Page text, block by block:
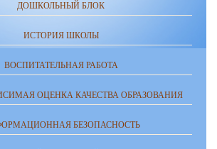
ДОШКОЛЬНЫЙ БЛОК
ИСТОРИЯ ШКОЛЫ
ВОСПИТАТЕЛЬНАЯ РАБОТА
ОЦЕНКА КАЧЕСТВА ОБРАЗОВАНИЯ
БЕЗОПАСНОСТЬ